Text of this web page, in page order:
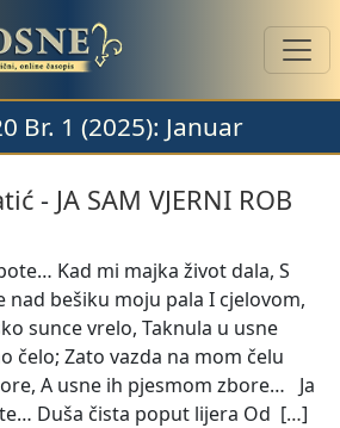
Br. 1 (2025): Januar
- JA SAM VJERNI ROB
Kad mi majka život dala, S
nad bešiku moju pala I cjelovom,
sunce vrelo, Taknula u usne
čelo; Zato vazda na mom čelu
A usne ih pjesmom zbore… Ja
Duša čista poput lijera Od […]